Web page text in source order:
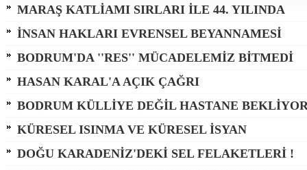
MARAŞ KATLİAMI SIRLARI İLE 44. YILINDA
İNSAN HAKLARI EVRENSEL BEYANNAMESİ
BODRUM'DA ''RES'' MÜCADELEMİZ BİTMEDİ
HASAN KARAL'A AÇIK ÇAĞRI
BODRUM KÜLLİYE DEĞİL HASTANE
KÜRESEL ISINMA VE KÜRESEL İSYAN
DOĞU KARADENİZ'DEKİ SEL FELAKETLERİ !